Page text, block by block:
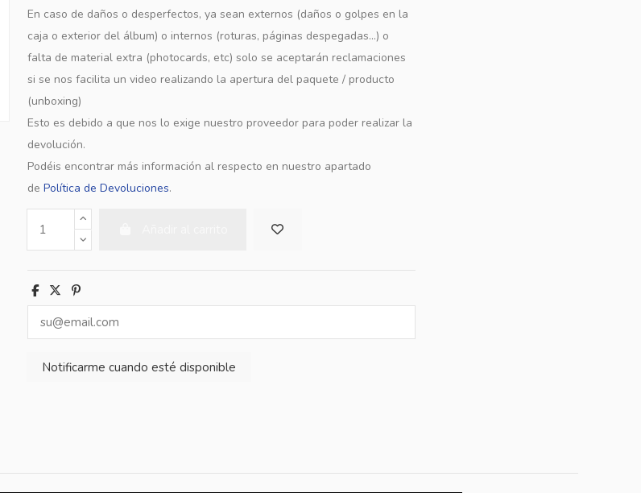
En caso de daños o desperfectos, ya sean externos (daños o golpes en la
caja o exterior del álbum) o internos (roturas, páginas despegadas...) o
falta de material extra (photocards, etc) solo se aceptarán reclamaciones
si se nos facilita un video realizando la apertura del paquete / producto
(unboxing)
Esto es debido a que nos lo exige nuestro proveedor para poder realizar la
devolución.
Podéis encontrar más información al respecto en nuestro apartado
de Política de Devoluciones.